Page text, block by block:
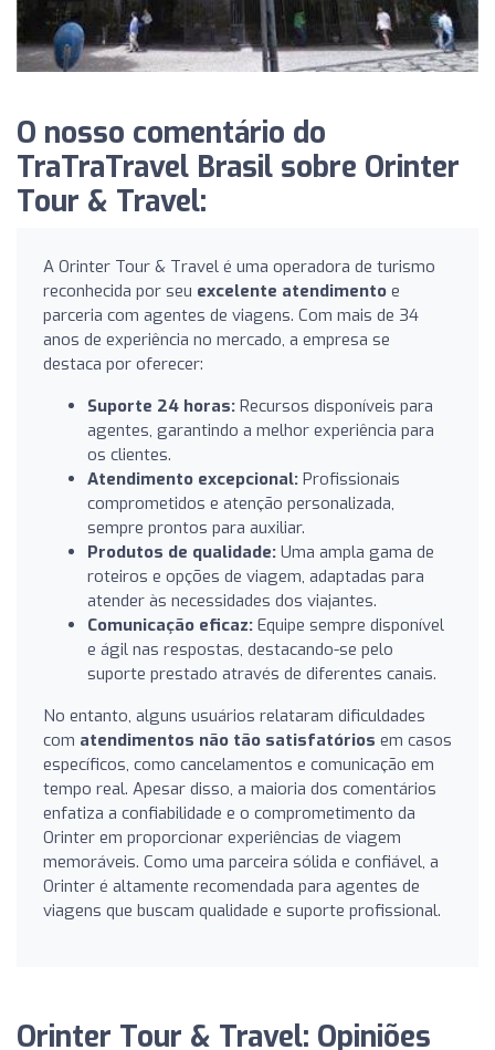
O nosso comentário do
TraTraTravel Brasil sobre Orinter
Tour & Travel:
A Orinter Tour & Travel é uma operadora de turismo
reconhecida por seu excelente atendimento e
parceria com agentes de viagens. Com mais de 34
anos de experiência no mercado, a empresa se
destaca por oferecer:
Suporte 24 horas: Recursos disponíveis para
agentes, garantindo a melhor experiência para
os clientes.
Atendimento excepcional: Profissionais
comprometidos e atenção personalizada,
sempre prontos para auxiliar.
Produtos de qualidade: Uma ampla gama de
roteiros e opções de viagem, adaptadas para
atender às necessidades dos viajantes.
Comunicação eficaz: Equipe sempre disponível
e ágil nas respostas, destacando-se pelo
suporte prestado através de diferentes canais.
No entanto, alguns usuários relataram dificuldades
com atendimentos não tão satisfatórios em casos
específicos, como cancelamentos e comunicação em
tempo real. Apesar disso, a maioria dos comentários
enfatiza a confiabilidade e o comprometimento da
Orinter em proporcionar experiências de viagem
memoráveis. Como uma parceira sólida e confiável, a
Orinter é altamente recomendada para agentes de
viagens que buscam qualidade e suporte profissional.
Orinter Tour & Travel: Opiniões